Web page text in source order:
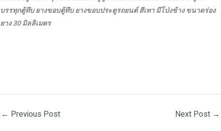
บรรทุกตู้ทึบ ยางขอบตู้ทึบ ยางขอบประตูรถยนต์ สีเทา มีโป่งข้าง ขนาดร่อง
ยาง 30 มิลลิเมตร
← Previous Post Next Post →